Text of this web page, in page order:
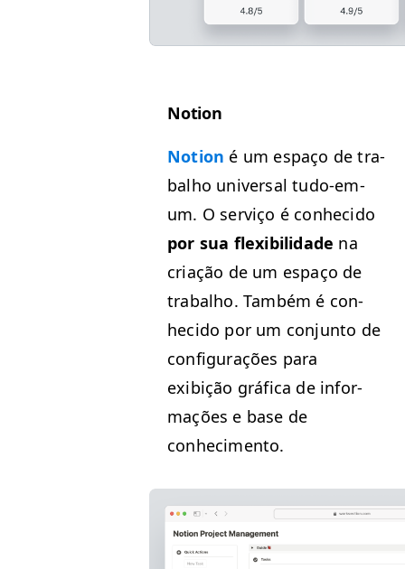
Notion
Notion é um espaço de tra­
bal­ho uni­ver­sal tudo-em-
um. O serviço é con­heci­do
por sua flex­i­bil­i­dade na
cri­ação de um espaço de
tra­bal­ho. Tam­bém é con­
heci­do por um con­jun­to de
con­fig­u­rações para
exibição grá­fi­ca de infor­
mações e base de
conhecimento.